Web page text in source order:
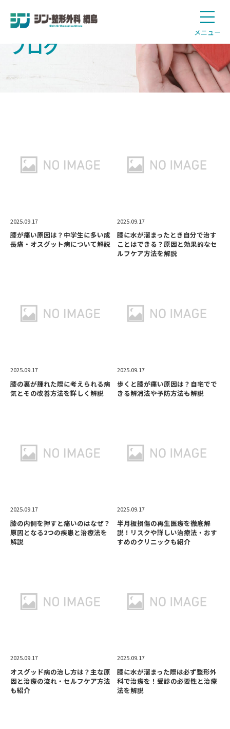
メニュー
ブログ
2025.09.17
膝が痛い原因は？中学生に多い成
長痛・オスグット病について解説
2025.09.17
膝に水が溜まったとき自分で治す
ことはできる？原因と効果的なセ
ルフケア方法を解説
2025.09.17
膝の裏が腫れた際に考えられる病
気とその改善方法を詳しく解説
2025.09.17
歩くと膝が痛い原因は？自宅でで
きる解消法や予防方法も解説
2025.09.17
膝の内側を押すと痛いのはなぜ？
原因となる2つの疾患と治療法を
解説
2025.09.17
半月板損傷の再生医療を徹底解
説！リスクや詳しい治療法・おす
すめのクリニックも紹介
2025.09.17
オスグッド病の治し方は？主な原
因と治療の流れ・セルフケア方法
も紹介
2025.09.17
膝に水が溜まった際は必ず整形外
科で治療を！受診の必要性と治療
法を解説